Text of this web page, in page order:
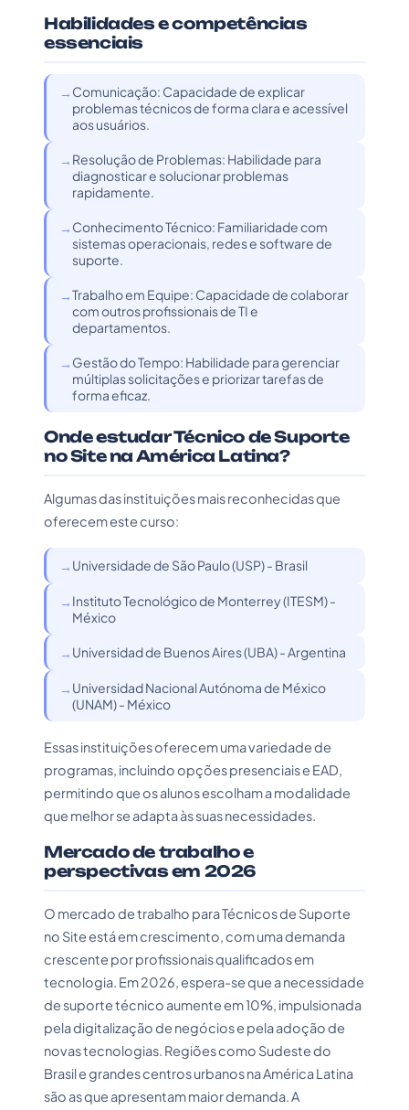
Habilidades e competências
essenciais
Comunicação: Capacidade de explicar
problemas técnicos de forma clara e acessível
aos usuários.
Resolução de Problemas: Habilidade para
diagnosticar e solucionar problemas
rapidamente.
Conhecimento Técnico: Familiaridade com
sistemas operacionais, redes e software de
suporte.
Trabalho em Equipe: Capacidade de colaborar
com outros profissionais de TI e
departamentos.
Gestão do Tempo: Habilidade para gerenciar
múltiplas solicitações e priorizar tarefas de
forma eficaz.
Onde estudar Técnico de Suporte
no Site na América Latina?
Algumas das instituições mais reconhecidas que
oferecem este curso:
Universidade de São Paulo (USP) - Brasil
Instituto Tecnológico de Monterrey (ITESM) -
México
Universidad de Buenos Aires (UBA) - Argentina
Universidad Nacional Autónoma de México
(UNAM) - México
Essas instituições oferecem uma variedade de
programas, incluindo opções presenciais e EAD,
permitindo que os alunos escolham a modalidade
que melhor se adapta às suas necessidades.
Mercado de trabalho e
perspectivas em 2026
O mercado de trabalho para Técnicos de Suporte
no Site está em crescimento, com uma demanda
crescente por profissionais qualificados em
tecnologia. Em 2026, espera-se que a necessidade
de suporte técnico aumente em 10%, impulsionada
pela digitalização de negócios e pela adoção de
novas tecnologias. Regiões como Sudeste do
Brasil e grandes centros urbanos na América Latina
são as que apresentam maior demanda. A